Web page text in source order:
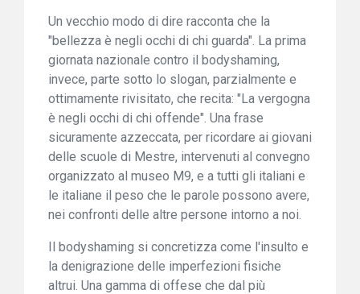
Un vecchio modo di dire racconta che la
"bellezza è negli occhi di chi guarda". La prima
giornata nazionale contro il bodyshaming,
invece, parte sotto lo slogan, parzialmente e
ottimamente rivisitato, che recita: "La vergogna
è negli occhi di chi offende". Una frase
sicuramente azzeccata, per ricordare ai giovani
delle scuole di Mestre, intervenuti al convegno
organizzato al museo M9, e a tutti gli italiani e
le italiane il peso che le parole possono avere,
nei confronti delle altre persone intorno a noi.
Il bodyshaming si concretizza come l'insulto e
la denigrazione delle imperfezioni fisiche
altrui. Una gamma di offese che dal più